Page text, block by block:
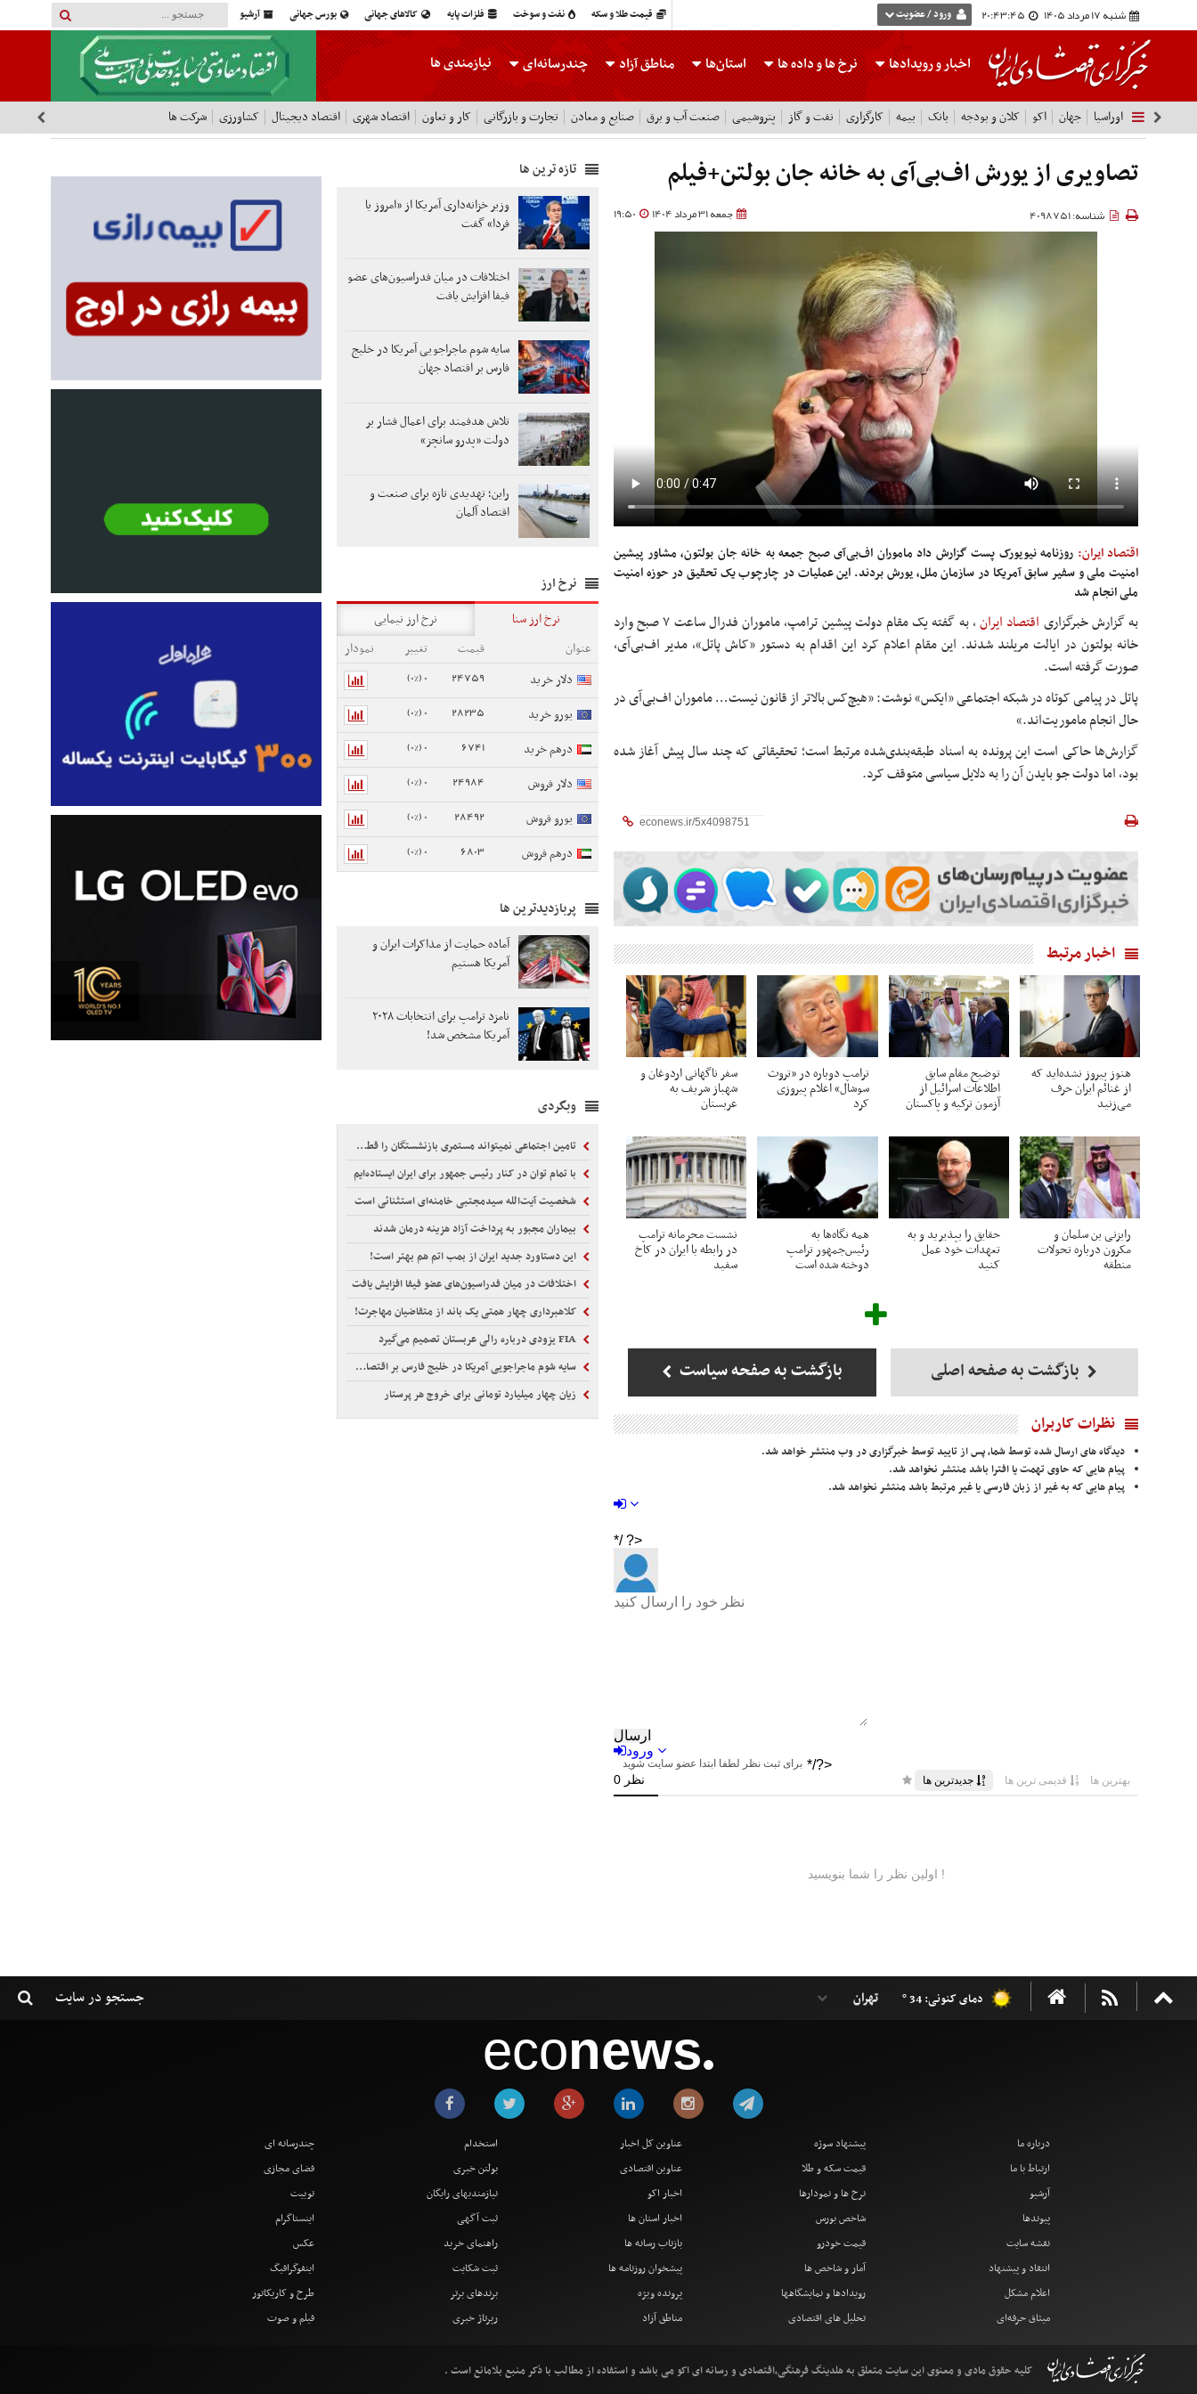
قیمت طلا و سکه نفت و سوخت فلزات پایه کالاهای جهانی بورس جهانی آرشیو شنبه 17 مرداد 1405 20:43:46 ورود / عضویت
اخبار و رویدادها نرخ هاو داده ها استان‌ها مناطق آزاد چندرسانه‌ای نیازمندی ها
اوراسیا جهان اکو کلان و بودجه بانک بیمه کارگزاری نفت و گاز پتروشیمی صنعت آب و برق صنایع و معادن تجارت و بازرگانی کار و تعاون اقتصاد شهری اقتصاد دیجیتال کشاورزی شرکت ها
تصاویری از یورش اف‌بی‌آی به خانه جان بولتن+فیلم
جمعه 31 مرداد 1404 19:50 شناسه: 4098751
اقتصاد ایران: روزنامه نیویورک پست گزارش داد ماموران اف‌بی‌آی صبح جمعه به خانه جان بولتون، مشاور پیشین
امنیت ملی و سفیر سابق آمریکا در سازمان ملل، یورش بردند. این عملیات در چارچوب یک تحقیق در حوزه امنیت
ملی انجام شد
به گزارش خبرگزاری اقتصاد ایران،
به گفته یک مقام دولت پیشین ترامپ، ماموران فدرال ساعت ۷ صبح وارد
خانه بولتون در ایالت مریلند شدند. این مقام اعلام کرد این اقدام به دستور «کاش پاتل»، مدیر اف‌بی‌آی،
صورت گرفته است.
پاتل در پیامی کوتاه در شبکه اجتماعی «ایکس» نوشت: «هیچ‌کس بالاتر از قانون نیست… ماموران اف‌بی‌آی در
حال انجام ماموریت‌اند.»
گزارش‌ها حاکی است این پرونده به اسناد طبقه‌بندی‌شده مرتبط است؛ تحقیقاتی که چند سال پیش آغاز شده
بود، اما دولت جو بایدن آن را به دلایل سیاسی متوقف کرد.
اخبار مرتبط
هنوز پیروز نشده‌اید که
از غنائم ایران حرف
می‌زنید
توضیح مقام سابق
اطلاعات اسرائیل از
آزمون ترکیه و پاکستان
ترامپ دوباره در «تروث
سوشال» اعلام پیروزی
کرد
سفر ناگهانی اردوغان و
شهباز شریف به
عربستان
رایزنی بن سلمان و
مکرون درباره تحولات
منطقه
حقایق را بپذیرید و به
تعهدات خود عمل
کنید
همه نگاه‌ها به
رئیس‌جمهور ترامپ
دوخته شده است
نشست محرمانه ترامپ
در رابطه با ایران در کاخ
سفید
بازگشت به صفحه اصلی بازگشت به صفحه سیاست
نظرات کاربران
دیدگاه های ارسال شده توسط شما، پس از تایید توسط خبرگزاری در وب منتشر خواهد شد.
پیام هایی که حاوی تهمت یا افترا باشد منتشر نخواهد شد.
پیام هایی که به غیر از زبان فارسی یا غیر مرتبط باشد منتشر نخواهد شد.
تازه ترین ها
وزیر خزانه‌داری آمریکا از «امروز یا
فردا» گفت
اختلافات در میان فدراسیون‌های عضو
فیفا افزایش یافت
سایه شوم ماجراجویی آمریکا در خلیج
فارس بر اقتصاد جهان
تلاش هدفمند برای اعمال فشار بر
دولت «پدرو سانچز»
راین؛ تهدیدی تازه برای صنعت و
اقتصاد آلمان
نرخ ارز
نرخ ارز سنا
نرخ ارز نیمایی
عنوان
قیمت تغییر
نمودار
دلار خرید
24759
0 (0%)
یورو خرید 28235
0 (0%)
درهم خرید 6741
0 (0%)
دلار فروش 24984
0 (0%)
یورو فروش 28492
0 (0%)
درهم فروش 6803
0 (0%)
پربازدیدترین ها
آماده حمایت از مذاکرات ایران و
آمریکا هستیم
نامزد ترامپ برای انتخابات ۲۰۲۸
آمریکا مشخص شد!
وبگردی
تامین اجتماعی نمیتواند مستمری بازنشستگان را قطع کند
با تمام توان در کنار رئیس جمهور برای ایران ایستاده‌ایم
شخصیت آیت‌الله سیدمجتبی خامنه‌ای استثنائی است
بیماران مجبور به پرداخت آزاد هزینه درمان شدند
این دستاورد جدید ایران از بمب اتم هم بهتر است!
اختلافات در میان فدراسیون‌های عضو فیفا افزایش یافت
کلاهبرداری چهار همتی یک باند از متقاضیان مهاجرت!
سایه شوم ماجراجویی آمریکا در خلیج فارس بر اقتصاد جهان
زیان چهار میلیارد تومانی برای خروج هر پرستار
دمای کنونی: 34 °
econews●
درباره ما
ارتباط با ما
آرشیو
پیوندها
نقشه سایت
انتقاد و پیشنهاد
اعلام مشکل
میثاق حرفه‌ای
پیشنهاد سوژه
قیمت سکه و طلا
نرخ ها و نمودارها
شاخص بورس
قیمت خودرو
آمار و شاخص ها
رویدادها و نمایشگاهها
تحلیل های اقتصادی
عناوین کل اخبار
عناوین اقتصادی
اخبار اکو
اخبار استان ها
بازتاب رسانه ها
پیشخوان روزنامه ها
پرونده ویژه
مناطق آزاد
استخدام
بولتن خبری
نیازمندیهای رایگان
ثبت آگهی
راهنمای خرید
ثبت شکایت
برندهای برتر
رپرتاژ خبری
چندرسانه ای
فضای مجازی
توییت
اینستاگرام
عکس
اینفوگرافیگ
طرح و کاریکاتور
فیلم و صوت
کلیه حقوق مادی و معنوی این سایت متعلق به هلدینگ فرهنگی،اقتصادی و رسانه ای اکو می باشد و استفاده از مطالب با ذکر منبع بلامانع است .